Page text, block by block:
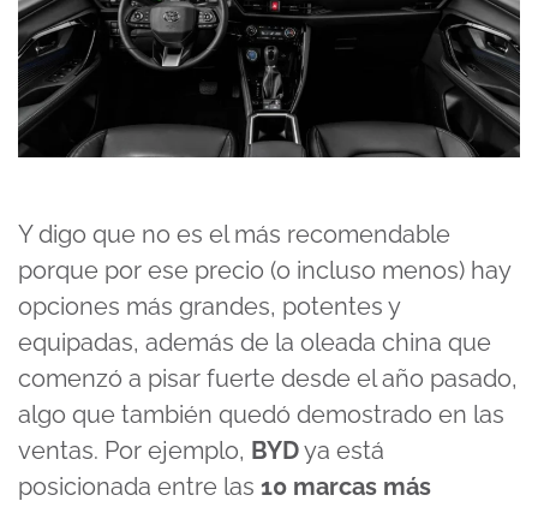
Y digo que no es el más recomendable
porque por ese precio (o incluso menos) hay
opciones más grandes, potentes y
equipadas, además de la oleada china que
comenzó a pisar fuerte desde el año pasado,
algo que también quedó demostrado en las
ventas. Por ejemplo, BYDya está
posicionada entre las 10 marcas más